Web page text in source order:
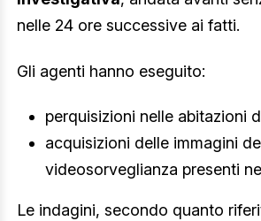
nelle 24 ore successive ai fatti.
Gli agenti hanno eseguito:
perquisizioni nelle abitazioni
acquisizioni delle immagini
videosorveglianza presenti
Le indagini, secondo quanto